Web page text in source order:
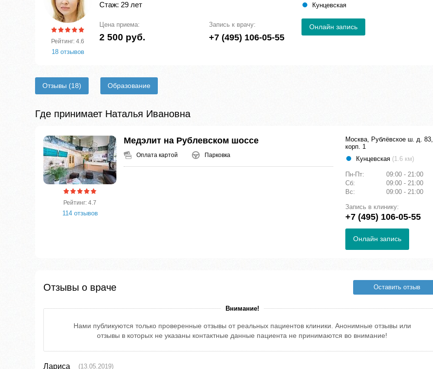
Рейтинг: 4.6
18 отзывов
Стаж: 29 лет
Цена приема:
2 500 руб.
Запись к врачу:
+7 (495) 106-05-55
Кунцевская
Онлайн запись
Отзывы (18) Образование
Где принимает Наталья Ивановна
Рейтинг: 4.7
114 отзывов
Медэлит на Рублевском шоссе
Оплата картой Парковка
Москва, Рублёвское ш. д. 83,
корп. 1
Кунцевская (1.6 км)
Пн-Пт:
09:00 - 21:00
Сб:
09:00 - 21:00
Вс:
09:00 - 21:00
Запись в клинику:
+7 (495) 106-05-55
Онлайн запись
Отзывы о враче Оставить отзыв
Внимание!
Нами публикуются только проверенные отзывы от реальных пациентов клиники. Анонимные отзывы или
отзывы в которых не указаны контактные данные пациента не принимаются во внимание!
Лариса (13.05.2019)